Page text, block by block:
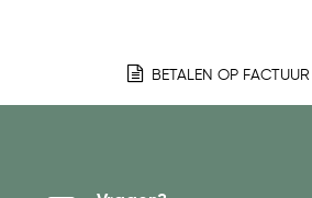
BETALEN OP FACTUUR